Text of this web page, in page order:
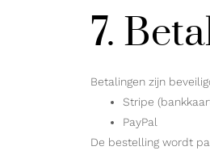
7.
Betalingen zijn
Stripe
PayPal
De bestelling wordt